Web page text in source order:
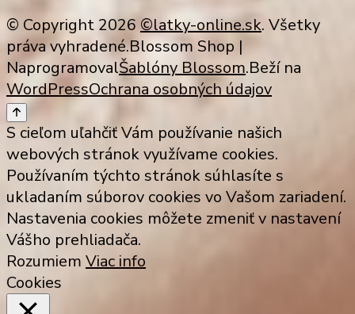
0,49 €.0,25 €.
© Copyright 2026 ©latky-online.sk. Všetky
práva vyhradené.Blossom Shop |
NaprogramovalŠablóny Blossom.Beží na
WordPressOchrana osobných údajov
S cieľom uľahčiť Vám používanie našich
webových stránok využívame cookies.
Používaním týchto stránok súhlasíte s
ukladaním súborov cookies vo Vašom zariadení.
Nastavenia cookies môžete zmeniť v nastavení
Vášho prehliadača.
Rozumiem Viac info
Cookies